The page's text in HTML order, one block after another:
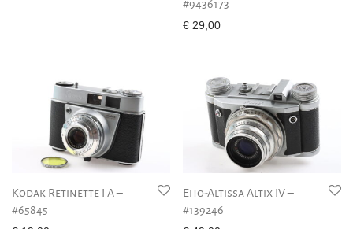
#9436173
€ 29,00
Kodak Retinette I A –
#65845
Eho-Altissa Altix IV –
#139246